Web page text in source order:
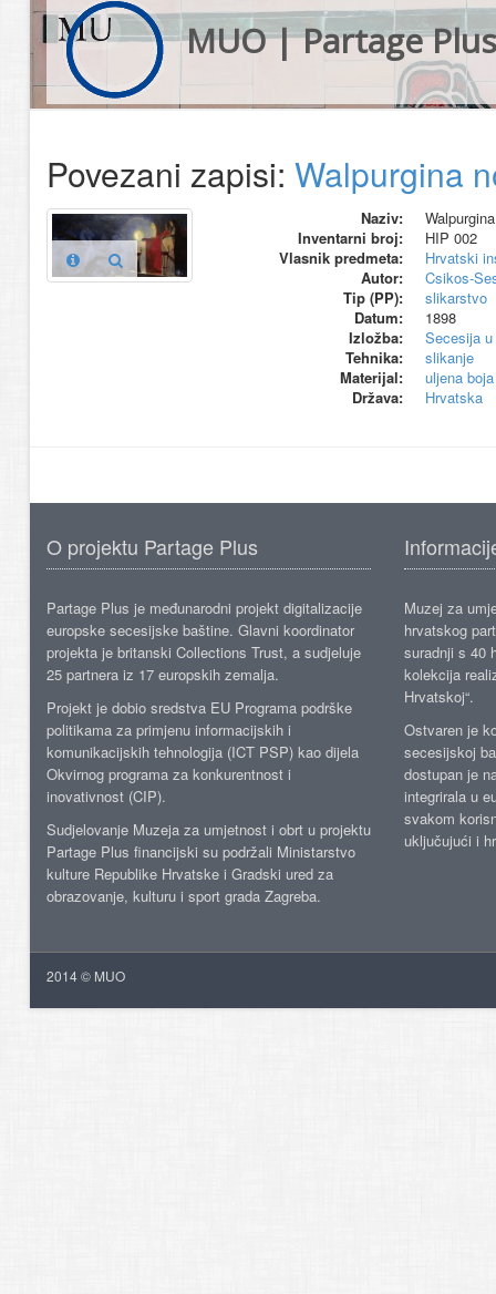
MUO | Partage Plus
Povezani zapisi: Walpurgina
Naziv:
Inventarni broj:
HIP 002
Vlasnik predmeta:
Hrvatski
Autor:
Csikos-
Tip (PP):
slikarstvo
Datum:
1898
Izložba:
Secesija
Tehnika:
slikanje
Materijal:
uljena boja
Država:
Hrvatska
O projektu Partage Plus
Partage Plus je međunarodni projekt digitalizacije
europske secesijske baštine. Glavni koordinator
projekta je britanski Collections Trust, a sudjeluje
25 partnera iz 17 europskih zemalja.
Projekt je dobio sredstva EU Programa podrške
politikama za primjenu informacijskih i
komunikacijskih tehnologija (ICT PSP) kao dijela
Okvirnog programa za konkurentnost i
inovativnost (CIP).
Sudjelovanje Muzeja za umjetnost i obrt u projektu
Partage Plus financijski su podržali Ministarstvo
kulture Republike Hrvatske i Gradski ured za
obrazovanje, kulturu i sport grada Zagreba.
Muzej za
hrvatskog
suradnji s 40
kolekcija
Hrvatskoj“.
Ostvaren je
secesijskoj
dostupan je
integrirala u
svakom
uključujući i
2014 © MUO